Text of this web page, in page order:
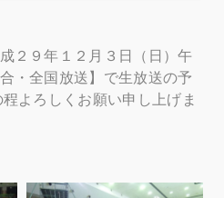
２９年１２月３日（日）午
・全国放送】で生放送の予
よろしくお願い申し上げま